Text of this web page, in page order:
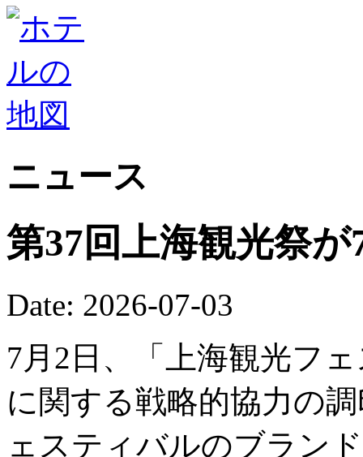
ニュース
第37回上海観光祭
Date: 2026-07-03
7月2日、「上海観光フ
に関する戦略的協力の
ェスティバルのブラン